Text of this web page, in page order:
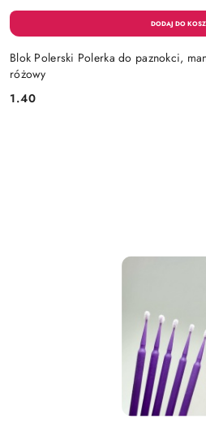
Blok Polerski Polerka do paznokci,
różowy
Cena:
1.40